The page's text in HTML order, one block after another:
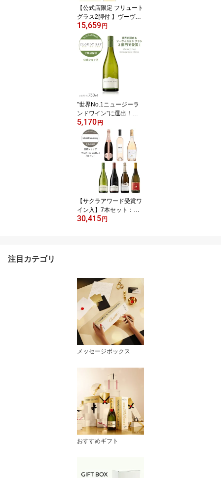
【公式店限定 フリュート
グラス2脚付 】ヴーヴ・
クリコ イエローラベルア
イスボックス グラスセッ
ト フルボトル 750ml 12
度 シャンパン 白 ブリュ
ット 辛口 ギフト プレゼ
ント お祝い シャンパン
グラス 【正規公式店】
15,659 円
”世界No.1ニュージーラ
ンドワイン”に選出！
【正規公式店 ギフトボッ
クス選択可】クラウディ
ー ベイ ソーヴィニヨン
ブラン 750ml (ニュージ
ーランド 白ワイン 辛口 )
／ CLOUDY BAY SAUVI
GNON BLANC (White Wi
5,170 円
【サクラアワード受賞ワ
イン入】7本セット：ク
ラウディーベイ ソーヴィ
30,415 円
注目カテゴリ
メッセージボックス
おすすめギフト